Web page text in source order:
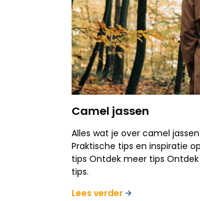
Camel jassen
Alles wat je over camel
Praktische tips en inspiratie
tips Ontdek meer tips
tips.
Lees verder